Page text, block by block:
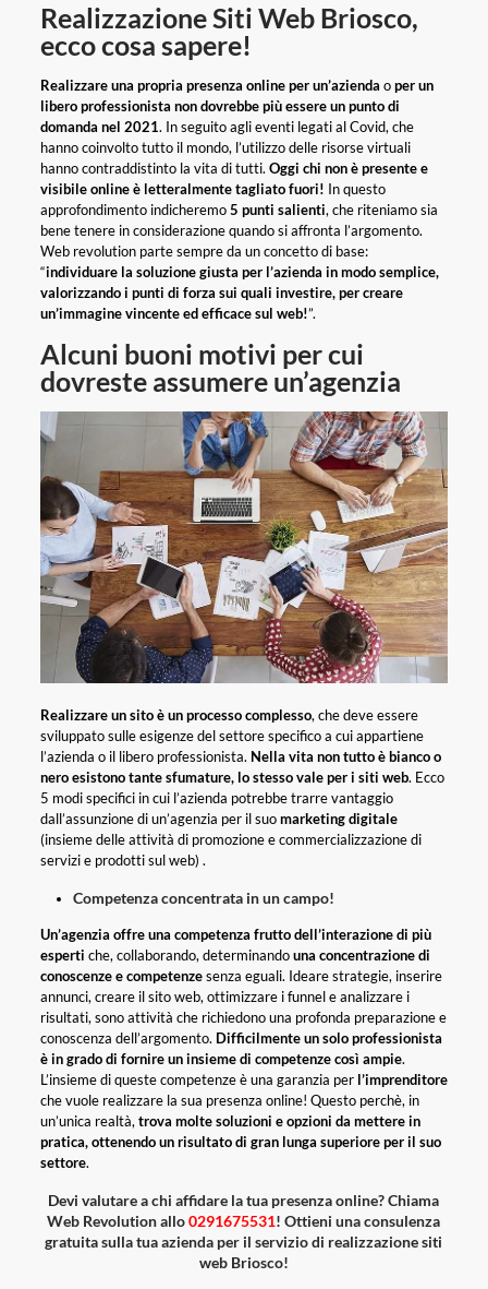
Realizzazione Siti Web Briosco,
ecco cosa sapere!
Realizzare una propria presenza online per un’azienda oper un
libero professionista non dovrebbe più essere un punto di
domanda nel 2021. In seguito agli eventi legati al Covid, che
hanno coinvolto tutto il mondo, l’utilizzo delle risorse virtuali
hanno contraddistinto la vita di tutti. Oggi chi non è presente e
visibile online è letteralmente tagliato fuori! In questo
approfondimento indicheremo5 punti salienti, che riteniamo sia
bene tenere in considerazione quando si affronta l’argomento.
Web revolution parte sempre da un concetto di base:
“individuare la soluzione giusta per l’azienda in modo semplice,
valorizzando i punti di forza sui quali investire, per creare
un’immagine vincente ed efficace sul web!”.
Alcuni buoni motivi per cui
dovreste assumere un’agenzia
Realizzare un sito è un processo complesso, che deve essere
sviluppato sulle esigenze del settore specifico a cui appartiene
l’azienda o il libero professionista. Nella vita non tutto è bianco o
nero esistono tante sfumature, lo stesso vale per i siti web. Ecco
5 modi specifici in cui l’azienda potrebbe trarre vantaggio
dall’assunzione di un’agenzia per il suomarketing digitale
(insieme delle attività di promozione e commercializzazione di
servizi e prodotti sul web) .
Competenza concentrata in un campo!
Un’agenzia offre una competenza frutto dell’interazione di più
esperti che, collaborando, determinandouna concentrazione di
conoscenze e competenzesenza eguali. Ideare strategie, inserire
annunci, creare il sito web, ottimizzare i funnel e analizzare i
risultati, sono attività che richiedono una profonda preparazione e
conoscenza dell’argomento. Difficilmente un solo professionista
è in grado di fornire un insieme di competenze così ampie.
L’insieme di queste competenze è una garanzia per l’imprenditore
che vuole realizzare la sua presenza online! Questo perchè, in
un’unica realtà,trova molte soluzioni e opzioni da mettere in
pratica, ottenendo un risultato di gran lunga superiore per il suo
settore.
Devi valutare a chi affidare la tua presenza online? Chiama
Web Revolution allo0291675531! Ottieni una consulenza
gratuita sulla tua azienda per il servizio di realizzazione siti
web Briosco!